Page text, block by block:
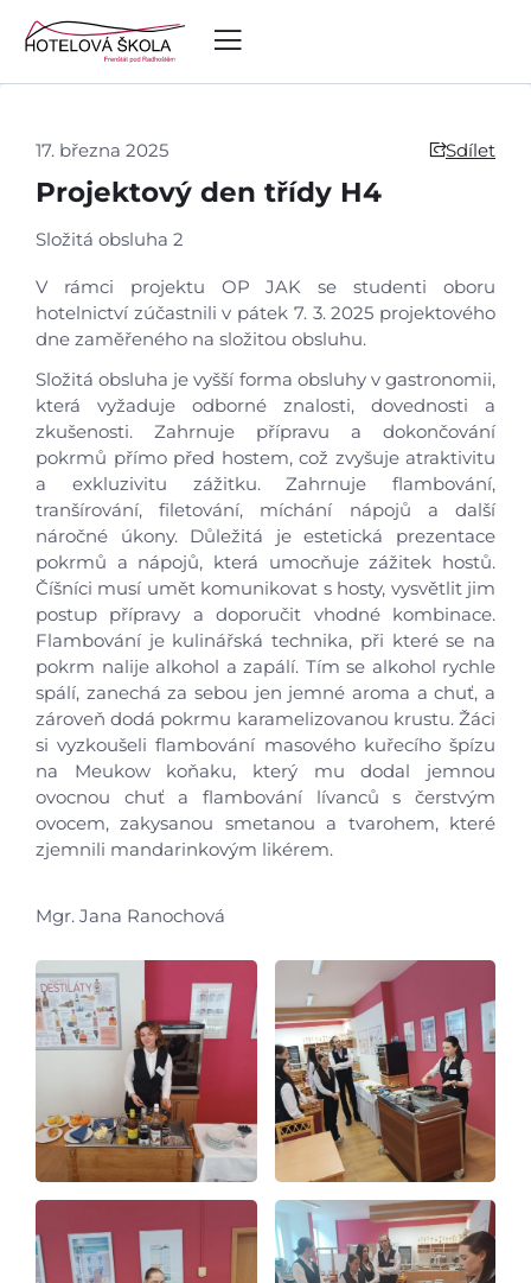
Úvod
Aktuálně
Projekty
Foto
Video a audio
Virtuální prohlídka
Kontakty
17. března 2025 Sdílet
Projektový den třídy H4
Složitá obsluha 2
V rámci projektu OP JAK se studenti oboru
hotelnictví zúčastnili v pátek 7. 3. 2025 projektového
dne zaměřeného na složitou obsluhu.
Složitá obsluha je vyšší forma obsluhy v gastronomii,
která vyžaduje odborné znalosti, dovednosti a
zkušenosti. Zahrnuje přípravu a dokončování
pokrmů přímo před hostem, což zvyšuje atraktivitu
a exkluzivitu zážitku. Zahrnuje flambování,
tranšírování, filetování, míchání nápojů a další
náročné úkony. Důležitá je estetická prezentace
pokrmů a nápojů, která umocňuje zážitek hostů.
Číšníci musí umět komunikovat s hosty, vysvětlit jim
postup přípravy a doporučit vhodné kombinace.
Flambování je kulinářská technika, při které se na
pokrm nalije alkohol a zapálí. Tím se alkohol rychle
spálí, zanechá za sebou jen jemné aroma a chuť, a
zároveň dodá pokrmu karamelizovanou krustu. Žáci
si vyzkoušeli flambování masového kuřecího špízu
na Meukow koňaku, který mu dodal jemnou
ovocnou chuť a flambování lívanců s čerstvým
ovocem, zakysanou smetanou a tvarohem, které
zjemnili mandarinkovým likérem.
Mgr. Jana Ranochová